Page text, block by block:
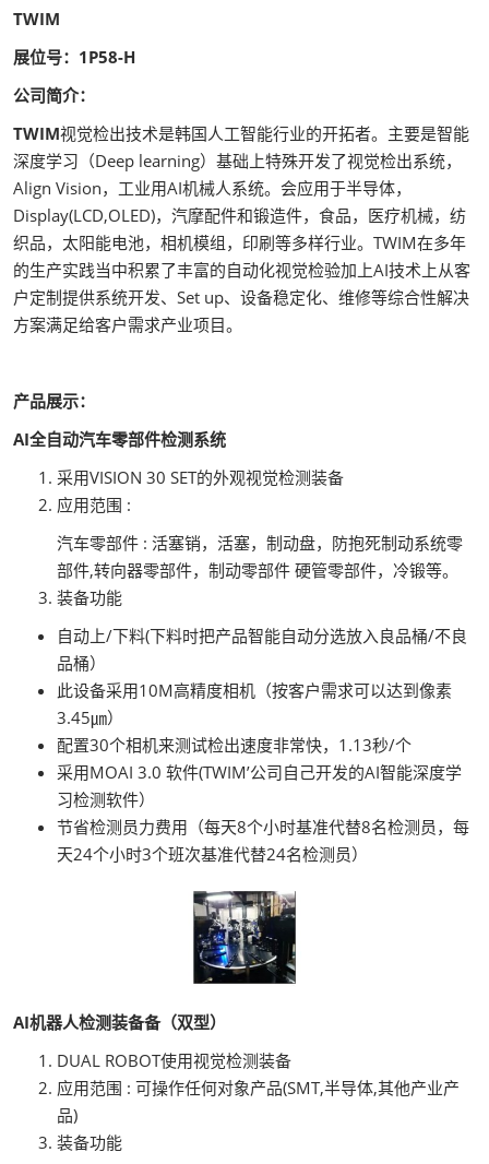
TWIM
展位号：1P58-H
公司简介：
TWIM视觉检出技术是韩国人工智能行业的开拓者。主要是智能
深度学习（Deep learning）基础上特殊开发了视觉检出系统，
Align Vision，工业用AI机械人系统。会应用于半导体，
Display(LCD,OLED)，汽摩配件和锻造件，食品，医疗机械，纺
织品，太阳能电池，相机模组，印刷等多样行业。TWIM在多年
的生产实践当中积累了丰富的自动化视觉检验加上AI技术上从客
户定制提供系统开发、Set up、设备稳定化、维修等综合性解决
方案满足给客户需求产业项目。
产品展示：
AI全自动汽车零部件检测系统
采用VISION 30 SET的外观视觉检测装备
应用范围 :
汽车零部件 : 活塞销，活塞，制动盘，防抱死制动系统零
部件,转向器零部件，制动零部件 硬管零部件，冷锻等。
装备功能
自动上/下料(下料时把产品智能自动分选放入良品桶/不良
品桶）
此设备采用10M高精度相机（按客户需求可以达到像素
3.45㎛）
配置30个相机来测试检出速度非常快，1.13秒/个
采用MOAI 3.0 软件(TWIM’公司自己开发的AI智能深度学
习检测软件）
节省检测员力费用（每天8个小时基准代替8名检测员，每
天24个小时3个班次基准代替24名检测员）
AI机器人检测装备备（双型）
DUAL ROBOT使用视觉检测装备
应用范围 : 可操作任何对象产品(SMT,半导体,其他产业产
品)
装备功能